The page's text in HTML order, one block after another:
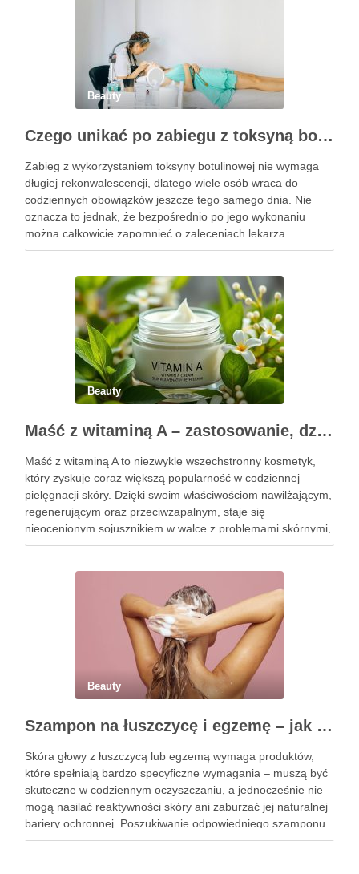
Beauty
Czego unikać po zabiegu z toksyną botulinową?
Zabieg z wykorzystaniem toksyny botulinowej nie wymaga
długiej rekonwalescencji, dlatego wiele osób wraca do
codziennych obowiązków jeszcze tego samego dnia. Nie
oznacza to jednak, że bezpośrednio po jego wykonaniu
można całkowicie zapomnieć o zaleceniach lekarza.
Pierwsze godziny i dni po zabiegu mają znaczenie dla
Beauty
Maść z witaminą A – zastosowanie, działanie i bezpieczeństwo stosowania
Maść z witaminą A to niezwykle wszechstronny kosmetyk,
który zyskuje coraz większą popularność w codziennej
pielęgnacji skóry. Dzięki swoim właściwościom nawilżającym,
regenerującym oraz przeciwzapalnym, staje się
nieocenionym sojusznikiem w walce z problemami skórnymi,
takimi jak zmarszczki, trądzik czy podrażnienia. Jej działanie
Beauty
Szampon na łuszczycę i egzemę – jak świadomie dobierać produkty przy wrażliwej skórze głowy?
Skóra głowy z łuszczycą lub egzemą wymaga produktów,
które spełniają bardzo specyficzne wymagania – muszą być
skuteczne w codziennym oczyszczaniu, a jednocześnie nie
mogą nasilać reaktywności skóry ani zaburzać jej naturalnej
bariery ochronnej. Poszukiwanie odpowiedniego szamponu
bywa dla wielu pacjentów procesem długim i frustrującym, bo